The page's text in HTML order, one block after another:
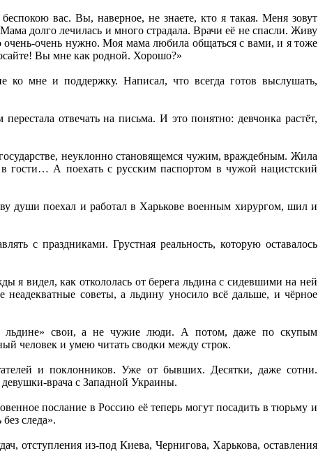
вас. Вы, наверное, не знаете, кто я такая. Меня зовут
долго лечилась и много страдала. Врачи её не спасли. Живу
очень нужно. Моя мама любила общаться с вами, и я тоже
Вы мне как родной. Хорошо?»
ко мне и поддержку. Написал, что всегда готов выслушать,
отвечать на письма. И это понятно: девчонка растёт,
неуклонно становящемся чужим, враждебным. Жила
гости… А поехать с русским паспортом в чужой нацистский
души поехал и работал в Харькове военным хирургом, шил и
с праздниками. Грустная реальность, которую оставалось
я видел, как откололась от берега льдина с сидевшими на ней
советы, а льдину уносило всё дальше, и чёрное
льдине» свои, а не чужие люди. А потом, даже по скупым
человек и умею читать сводки между строк.
и поклонников. Уже от бывших. Десятки, даже сотни.
врача с Западной Украины.
послание в Россию её теперь могут посадить в тюрьму и
следа».
отступления из-под Киева, Чернигова, Харькова, оставления